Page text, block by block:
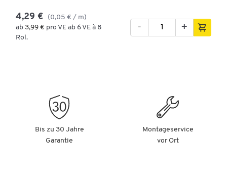
4,29 €
(0,05 € / m)
ab 3,99 € pro VE ab 6 VE à 8
Rol.
+
-
Bis zu 30 Jahre
Garantie
Montageservice
vor Ort